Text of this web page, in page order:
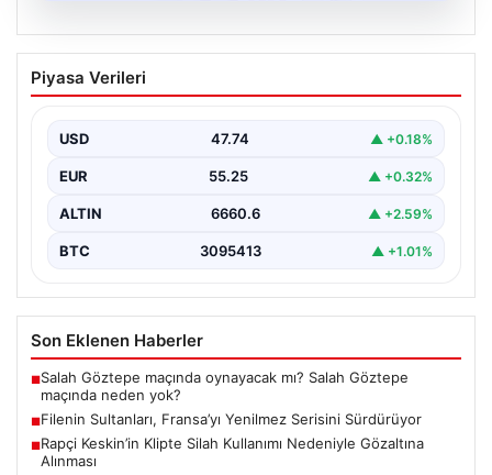
07.08.2026
Filenin Sultanları, Fransa’yı Yenilmez
Serisini Sürdürüyor
öncesinde yaptığı hazırlık maçlarında gösterdiği üstün
performansla…
Piyasa Verileri
USD 47.74 ▲ +0.18%
EUR 55.25 ▲ +0.32%
ALTIN 6660.6 ▲ +2.59%
BTC 3095413 ▲ +1.01%
Son Eklenen Haberler
■Salah Göztepe maçında oynayacak mı? Salah Göztepe
maçında neden yok?
■Filenin Sultanları, Fransa’yı Yenilmez Serisini Sürdürüyor
■Rapçi Keskin’in Klipte Silah Kullanımı Nedeniyle Gözaltına
Alınması